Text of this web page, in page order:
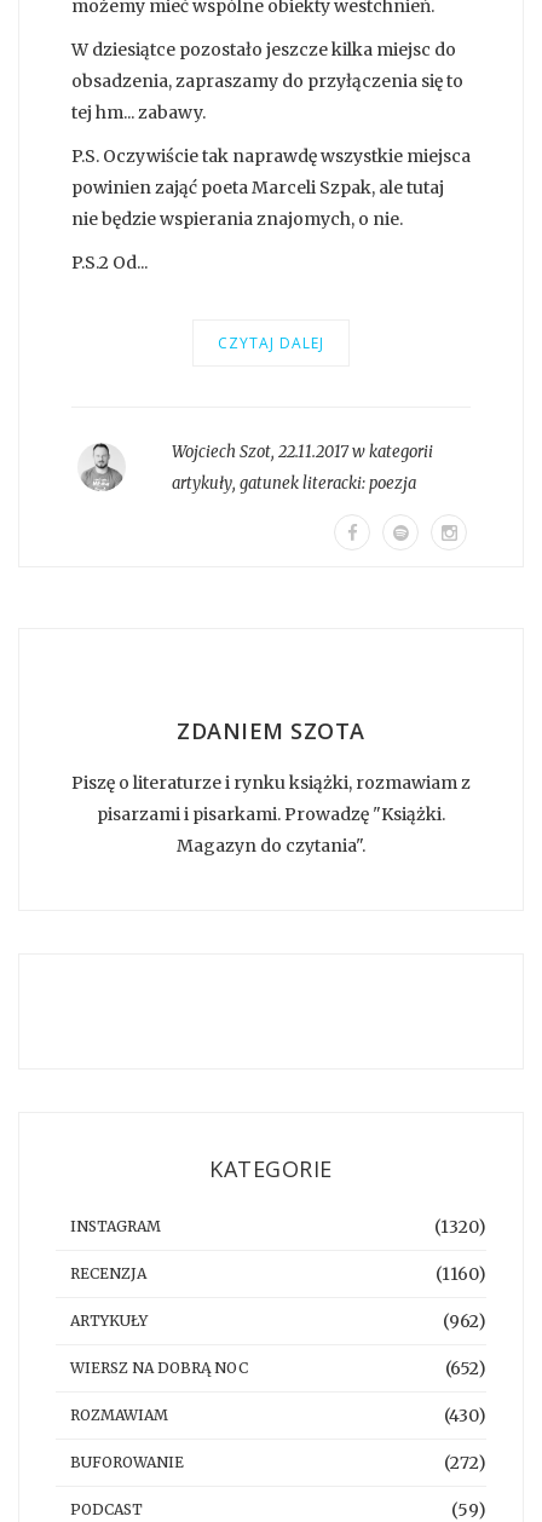
możemy mieć wspólne obiekty westchnień.
W dziesiątce pozostało jeszcze kilka miejsc do
obsadzenia, zapraszamy do przyłączenia się to
tej hm... zabawy.
P.S. Oczywiście tak naprawdę wszystkie miejsca
powinien zająć poeta Marceli Szpak, ale tutaj
nie będzie wspierania znajomych, o nie.
P.S.2 Od...
CZYTAJ DALEJ
Wojciech Szot, 22.11.2017 w kategorii
artykuły, gatunek literacki:poezja
ZDANIEM SZOTA
Piszę o literaturze i rynku książki, rozmawiam z
pisarzami i pisarkami. Prowadzę "Książki.
Magazyn do czytania".
KATEGORIE
INSTAGRAM (1320)
RECENZJA (1160)
ARTYKUŁY (962)
WIERSZ NA DOBRĄ NOC (652)
ROZMAWIAM (430)
BUFOROWANIE (272)
PODCAST (59)